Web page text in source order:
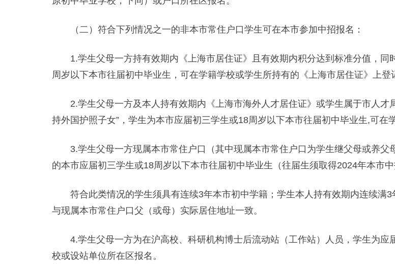
（二）符合下列情况之一的非本市常住户口学生可在本市参加中招报名：
1.学生父母一方持有效期内《上海市居住证》且有效期内积分达到标准分值，同
周岁以下本市往届初中毕业生，可在学籍学校或学生所持有的《上海市居住证》上登
2.学生父母一方及本人持有效期内《上海市海外人才居住证》或学生属于市人才
持外国护照子女”，学生为本市应届初三学生或18周岁以下本市往届初中毕业生,可在
3.学生父母一方现属本市常住户口（其中现属本市常住户口为学生继父母或养父
的本市应届初三学生或18周岁以下本市往届初中毕业生（往届生须取得2024年本市
符合此类情况的学生须具有连续3年本市初中学籍；学生本人持有效期内连续满3
与现属本市常住户口父（或母）实际居住地址一致。
4.学生父母一方为在沪高校、科研机构博士后流动站（工作站）人员，学生为应
校或设站单位所在区报名。